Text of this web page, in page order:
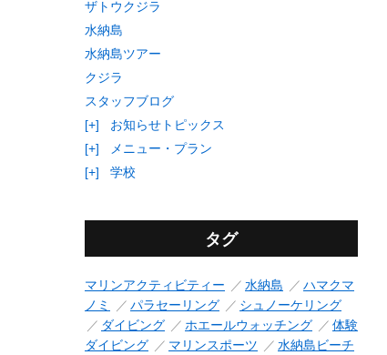
ザトウクジラ
水納島
水納島ツアー
クジラ
スタッフブログ
[+]
お知らせトピックス
[+]
メニュー・プラン
[+]
学校
タグ
マリンアクティビティー 水納島
ハマクマ
ノミ
パラセーリング
シュノーケリング
ダイビング
ホエールウォッチング
体験
ダイビング
マリンスポーツ
水納島ビーチ